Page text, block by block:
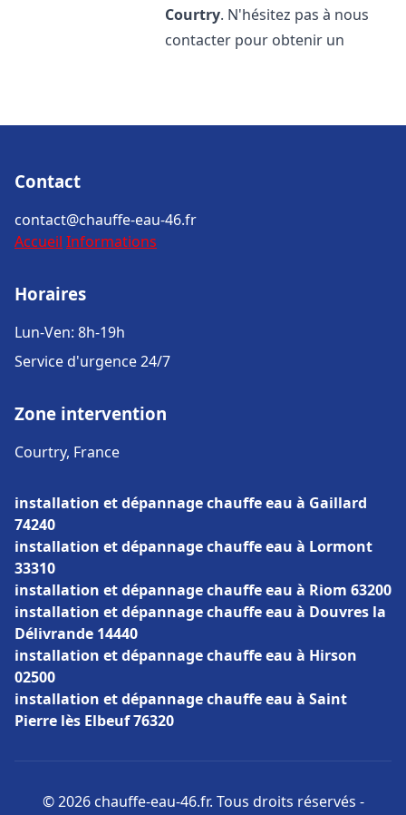
Courtry. N'hésitez pas à nous
contacter pour obtenir un
Contact
contact@chauffe-eau-46.fr
Accueil Informations
Horaires
Lun-Ven: 8h-19h
Service d'urgence 24/7
Zone intervention
Courtry, France
installation et dépannage chauffe eau à Gaillard
74240
installation et dépannage chauffe eau à Lormont
33310
installation et dépannage chauffe eau à Riom 63200
installation et dépannage chauffe eau à Douvres la
Délivrande 14440
installation et dépannage chauffe eau à Hirson
02500
installation et dépannage chauffe eau à Saint
Pierre lès Elbeuf 76320
© 2026 chauffe-eau-46.fr. Tous droits réservés -